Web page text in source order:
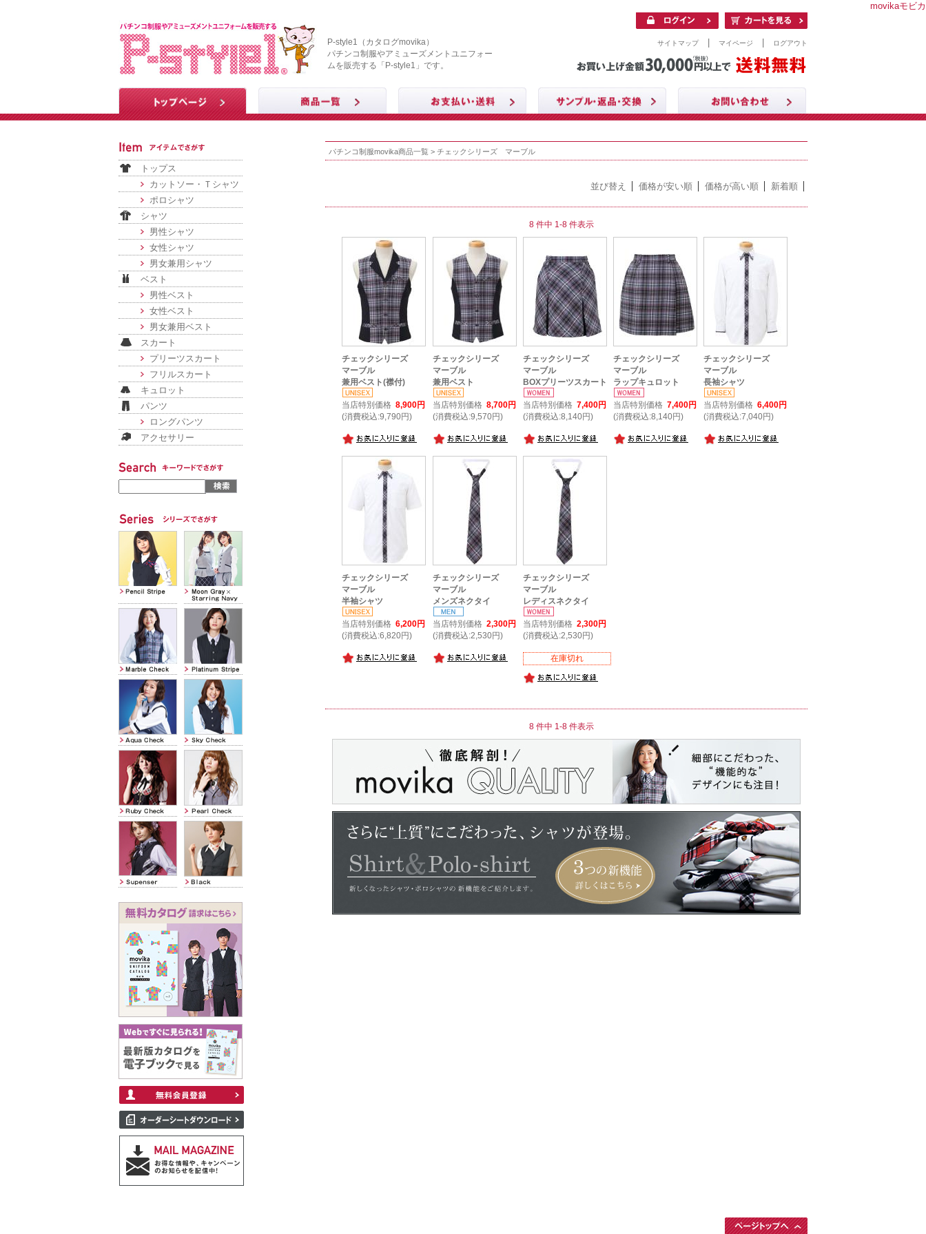
movikaモビカ
P-style1（カタログmovika）
パチンコ制服やアミューズメントユニフォー
ムを販売する「P-style1」です。
サイトマップ| マイページ ログアウト
トップス
カットソー・Ｔシャツ
ポロシャツ
シャツ
男性シャツ
女性シャツ
男女兼用シャツ
ベスト
男性ベスト
女性ベスト
男女兼用ベスト
スカート
プリーツスカート
フリルスカート
キュロット
パンツ
ロングパンツ
アクセサリー
パチンコ制服movika商品一覧 > チェックシリーズ マーブル
並び替え 価格が安い順 価格が高い順 新着順
8 件中 1-8 件表示
チェックシリーズ
マーブル
兼用ベスト(襟付)
当店特別価格 8,900円
(消費税込:9,790円)
チェックシリーズ
マーブル
兼用ベスト
当店特別価格 8,700円
(消費税込:9,570円)
チェックシリーズ
マーブル
BOXプリーツスカート
当店特別価格 7,400円
(消費税込:8,140円)
チェックシリーズ
マーブル
ラップキュロット
当店特別価格 7,400円
(消費税込:8,140円)
チェックシリーズ
マーブル
長袖シャツ
当店特別価格 6,400円
(消費税込:7,040円)
チェックシリーズ
マーブル
半袖シャツ
当店特別価格 6,200円
(消費税込:6,820円)
チェックシリーズ
マーブル
メンズネクタイ
当店特別価格 2,300円
(消費税込:2,530円)
チェックシリーズ
マーブル
レディスネクタイ
当店特別価格 2,300円
(消費税込:2,530円)
在庫切れ
8 件中 1-8 件表示